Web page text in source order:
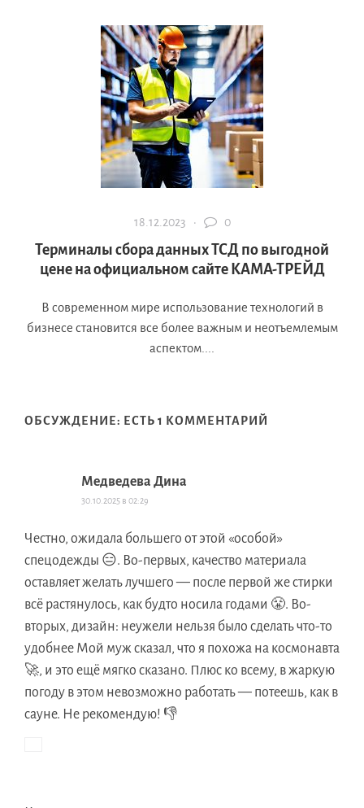
18.12.2023 · 0
Терминалы сбора данных ТСД по выгодной
цене на официальном сайте КАМА-ТРЕЙД
В современном мире использование технологий в
бизнесе становится все более важным и неотъемлемым
аспектом....
ОБСУЖДЕНИЕ: ЕСТЬ 1 КОММЕНТАРИЙ
Медведева Дина
30.10.2025 в 02:29
Честно, ожидала большего от этой «особой»
спецодежды 😑. Во-первых, качество материала
оставляет желать лучшего — после первой же стирки
всё растянулось, как будто носила годами 😤. Во-
вторых, дизайн: неужели нельзя было сделать что-то
удобнее Мой муж сказал, что я похожа на космонавта
🚀, и это ещё мягко сказано. Плюс ко всему, в жаркую
погоду в этом невозможно работать — потеешь, как в
сауне. Не рекомендую! 👎